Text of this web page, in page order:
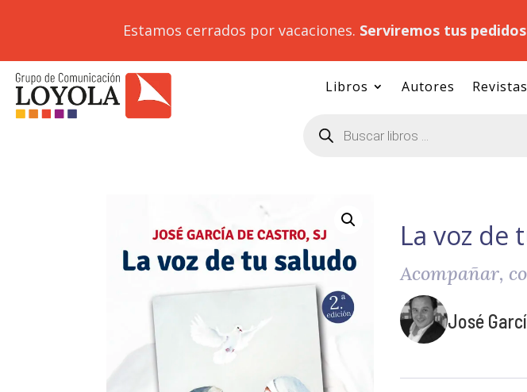
Estamos cerrados por vacaciones. Serviremos tus
Libros Autores Revistas
productos
La voz de
Acompañar,
José